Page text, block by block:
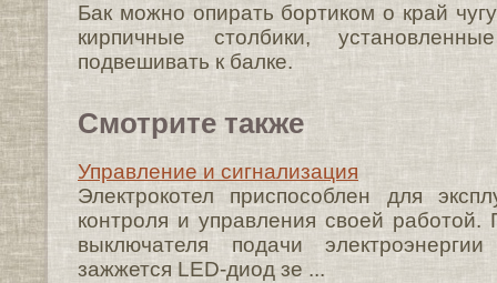
Бак можно опирать бортиком о край
кирпичные столбики,
подвешивать к балке.
Смотрите также
Управление и сигнализация
Электрокотел приспособлен для
контроля и управления своей работой.
выключателя подачи
зажжется LED-диод зе ...